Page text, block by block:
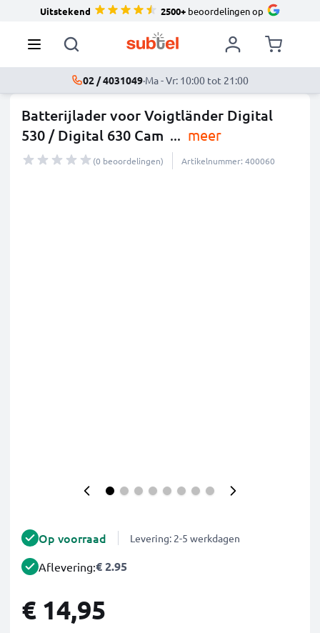
Uitstekend 2500+beoordelingen op
02 / 4031049·Ma - Vr: 10:00 tot 21:00
Batterijlader voor Voigtländer Digital
530 / Digital 630 Cam ... meer
(0 beoordelingen) Artikelnummer: 400060
Op voorraad Levering: 2-5 werkdagen
Aflevering:€ 2.95
€ 14,95